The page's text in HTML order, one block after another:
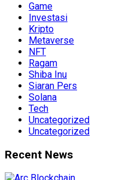
Game
Investasi
Kripto
Metaverse
NFT
Ragam
Shiba Inu
Siaran Pers
Solana
Tech
Uncategorized
Uncategorized
Recent News